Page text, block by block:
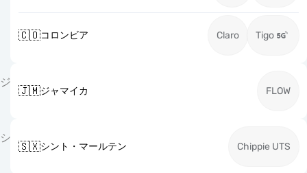
🇨🇴コロンビア Claro Tigo
ジ
🇯🇲ジャマイカ FLOW
シ
🇸🇽シント・マールテン Chippie UTS